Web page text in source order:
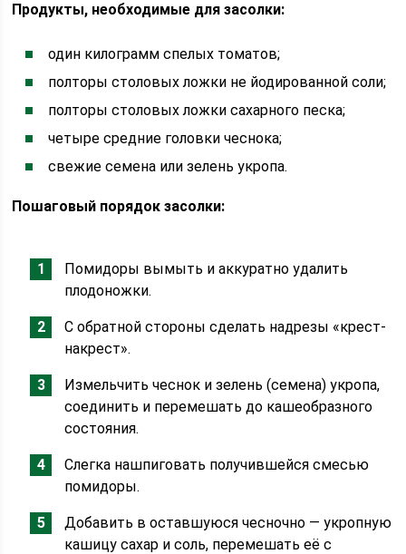
Продукты, необходимые для засолки:
один килограмм спелых томатов;
полторы столовых ложки не йодированной соли;
полторы столовых ложки сахарного песка;
четыре средние головки чеснока;
свежие семена или зелень укропа.
Пошаговый порядок засолки:
Помидоры вымыть и аккуратно удалить
плодоножки.
С обратной стороны сделать надрезы «крест-
накрест».
Измельчить чеснок и зелень (семена) укропа,
соединить и перемешать до кашеобразного
состояния.
Слегка нашпиговать получившейся смесью
помидоры.
Добавить в оставшуюся чесночно — укропную
кашицу сахар и соль, перемешать её с